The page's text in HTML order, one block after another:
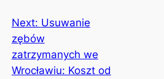
Next: Usuwanie
zębów
zatrzymanych we
Wrocławiu: Koszt od